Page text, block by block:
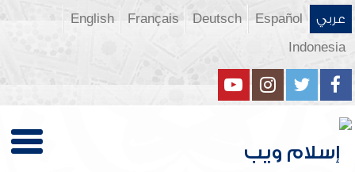
عربي Español
Deutsch
Français
English
Indonesia